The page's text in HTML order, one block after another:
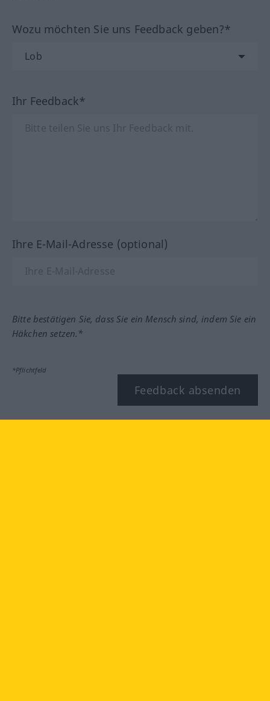
Wozu möchten Sie uns Feedback geben?*
Ihr Feedback*
Ihre E-Mail-Adresse (optional)
Bitte bestätigen Sie, dass Sie ein Mensch sind, indem Sie ein
Häkchen setzen.*
*Pflichtfeld
Feedback absenden